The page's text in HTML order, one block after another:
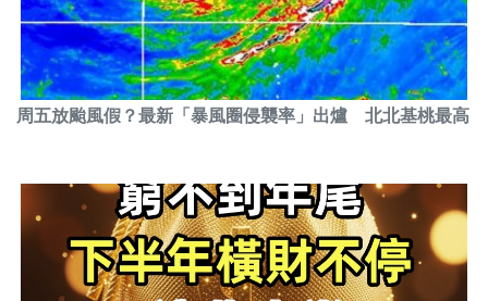
周五放颱風假？最新「暴風圈侵襲率」出爐 北北基桃最高